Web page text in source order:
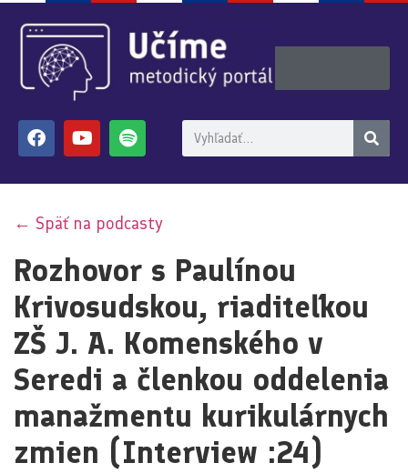
← Späť na podcasty
Rozhovor s Paulínou
Krivosudskou, riaditeľkou
ZŠ J. A. Komenského v
Seredi a členkou oddelenia
manažmentu kurikulárnych
zmien (Interview :24)